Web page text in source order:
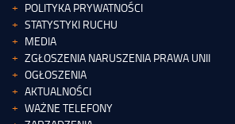
POLITYKA PRYWATNOŚCI
STATYSTYKI RUCHU
MEDIA
ZGŁOSZENIA NARUSZENIA PRAWA UNII
OGŁOSZENIA
AKTUALNOŚCI
WAŻNE TELEFONY